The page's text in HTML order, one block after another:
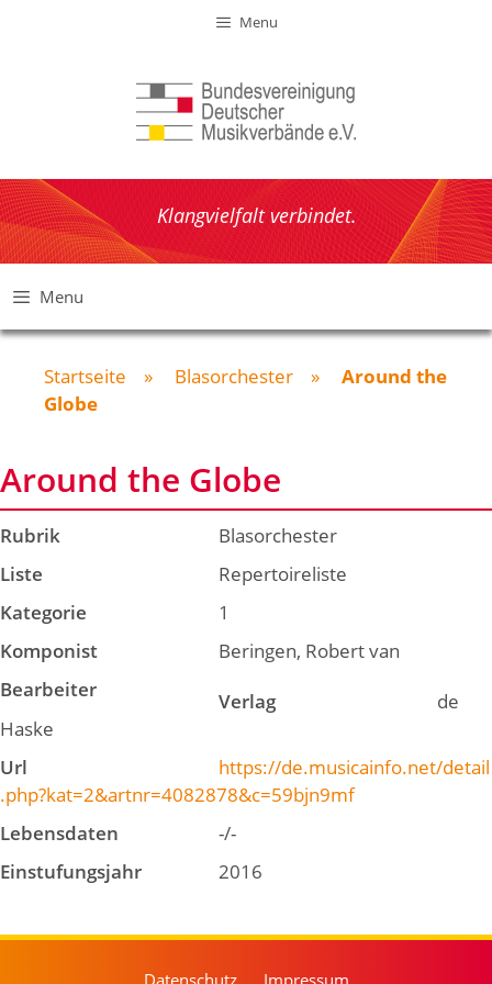
Menu
Klangvielfalt verbindet.
Menu
Startseite » Blasorchester » Around the
Globe
Around the Globe
Rubrik
Blasorchester
Liste
Repertoireliste
Kategorie
1
Komponist
Beringen, Robert van
Bearbeiter
Verlag
de
Haske
Url
https://de.musicainfo.net/detail
.php?kat=2&artnr=4082878&c=59bjn9mf
Lebensdaten
-/-
Einstufungsjahr
2016
Datenschutz Impressum